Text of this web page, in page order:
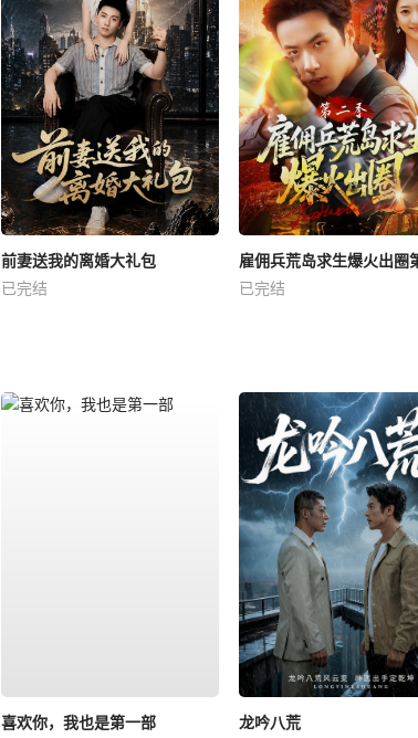
前妻送我的离婚大礼包
已完结
雇佣兵荒岛求生爆火出圈
已完结
喜欢你，我也是第一部
龙吟八荒